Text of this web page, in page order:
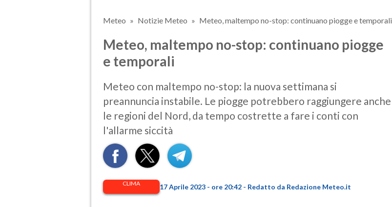
Meteo Notizie Meteo Meteo, maltempo no-stop: continuano piogge e temporali
Meteo, maltempo no-stop: continuano piogge
e temporali
Meteo con maltempo no-stop: la nuova settimana si
preannuncia instabile. Le piogge potrebbero raggiungere anche
le regioni del Nord, da tempo costrette a fare i conti con
l'allarme siccità
CLIMA 17 Aprile 2023 - ore 20:42 - Redatto da Redazione Meteo.it